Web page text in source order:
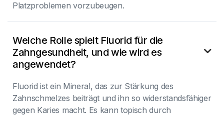
Platzproblemen vorzubeugen.
Welche Rolle spielt Fluorid für die
Zahngesundheit, und wie wird es
angewendet?

Fluorid ist ein Mineral, das zur Stärkung des
Zahnschmelzes beiträgt und ihn so widerstandsfähiger
gegen Karies macht. Es kann topisch durch